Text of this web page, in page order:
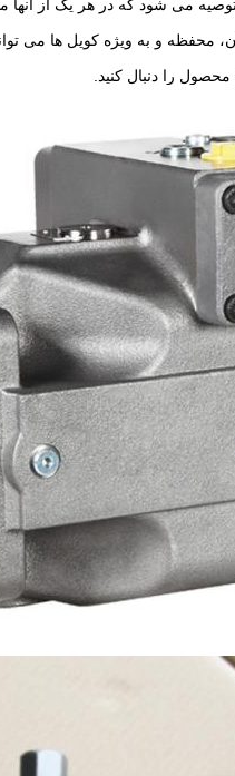
و به ویژه کویل ها می
را دنبال کنید.